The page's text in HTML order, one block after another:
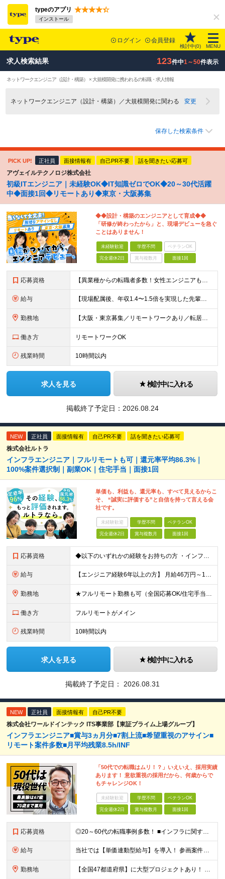
typeのアプリ
インストール
ログイン 会員登録
検討中(0) MENU
求人検索結果 123件中1～50件表示
ネットワークエンジニア（設計・構築） × 大規模開発に携われるの転職・求人情報
ネットワークエンジニア（設計・構築）／大規模開発に関わる 変更
保存した検索条件
PICK UP! 正社員 面接情報有 自己PR不要 話を聞きたい応募可
アヴェイルテクノロジ株式会社
初級ITエンジニア｜未経験OK◆IT知識ゼロでOK◆20～30代活躍
中◆面接1回◆リモートあり◆東京・大阪募集
◆◆設計・構築のエンジニアとして育成◆◆
「研修が終わったから」と、現場デビューを急ぐ
ことはありません！
未経験歓迎 学歴不問 ベテランOK
完全週休2日 賞与複数月 面接1回
応募資格 【異業種からの転職者多数！女性エンジニアも活躍中】 ◆学歴不問 ◆未経験OK ≪こんな方を歓迎しています≫ ◎未経験から成長できる環境で活躍したい方 ◎大学やスクールでIT系のスキルを学んだことのあ
給与 【現場配属後、年収1.4〜1.5倍を実現した先輩も！残業代全額支給】 ◆給与は経験やスキルに応じて決定します ◆年俸制250万円～350万円（1/12を月々支給） ≪年収UPの例≫ ◎飲食業からのキ
勤務地 【大阪・東京募集／リモートワークあり／転居を伴う転勤なし】 東京本社、大阪事務所、または東京23区内・関西（大阪・兵庫）の各クライアント先勤務 ◆入社後、約1年間はクライアント先ではなく 自社内（東
働き方 リモートワークOK
残業時間 10時間以内
求人を見る 検討中に入れる
掲載終了予定日： 2026.08.24
NEW 正社員 面接情報有 自己PR不要 話を聞きたい応募可
株式会社ルトラ
インフラエンジニア｜フルリモートも可｜還元率平均86.3%｜
100%案件選択制｜副業OK｜住宅手当｜面接1回
単価も、利益も、還元率も、すべて見えるからこ
そ、 “誠実に評価する”と自信を持って言える会
社です。
未経験歓迎 学歴不問 ベテランOK
完全週休2日 賞与複数月 面接1回
応募資格 ◆以下のいずれかの経験をお持ちの方 ・インフラ設計・構築の実務経験（オンプレ/クラウドどちらもOK） ・クラウド環境下での運用保守に関する実務経験 ◆学歴不問 ＜こんな方は特に歓迎します＞ ◎これま
給与 【エンジニア経験6年以上の方】 月給46万円～100万円（固定残業代含む） ※上記月給には月30時間分の固定残業代（月8万7,400円～月19万円）を含む。超過分は全額支給。 【エンジニア経験4年以
勤務地 ★フルリモート勤務も可（全国応募OK/住宅手当を支給します） ※案件によって常駐が必要になる場合があります。 ※希望がない限り、転勤はありません ※U・Iターン歓迎 ★ルトラの社員は全国各地で活躍中
働き方 フルリモートがメイン
残業時間 10時間以内
求人を見る 検討中に入れる
掲載終了予定日： 2026.08.31
NEW 正社員 面接情報有 自己PR不要
株式会社ワールドインテック ITS事業部【東証プライム上場グループ】
インフラエンジニア■賞与3ヵ月分■7割上流■希望重視のアサイン■
リモート案件多数■月平均残業8.5h/INF
「50代での転職はムリ！？」いえいえ、採用実績
あります！ 意欲重視の採用だから、何歳からで
もチャレンジOK！
未経験歓迎 学歴不問 ベテランOK
完全週休2日 賞与複数月 面接1回
応募資格 ◎20～60代の転職事例多数！ ■インフラに関する何らかのご経験 ■学歴不問/転職回数は一切不問！
給与 当社では【単価連動型給与】を導入！ 参画案件の契約単価に連動して給与が決定。 還元率は単価の【70％～80％】と東証プライム上場グループとして高水準です！（社会保険料・教育コスト含む） ■関東：月給
勤務地 【全国47都道府県】に大型プロジェクトあり！ 主要勤務地： 北海道/宮城県/栃木県/埼玉県/千葉県/東京都/神奈川県/愛知県/大阪府/京都府/兵庫県/広島県/福岡県/熊本県 ※勤務エリアは、あなたの